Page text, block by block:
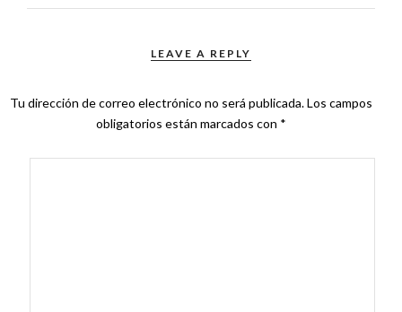
LEAVE A REPLY
Tu dirección de correo electrónico no será publicada.Los campos
obligatorios están marcados con *